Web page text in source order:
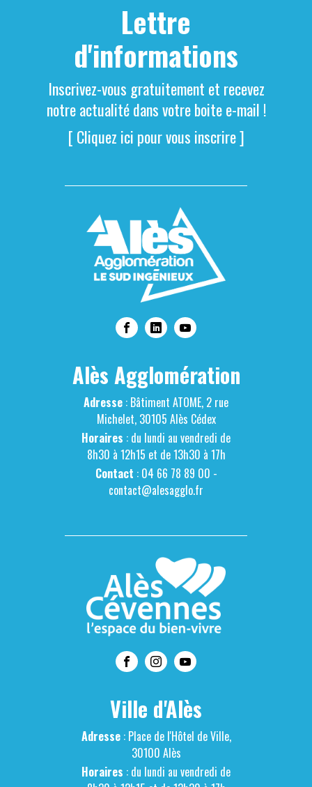
Lettre
d'informations
Inscrivez-vous gratuitement et recevez
notre actualité dans votre boite e-mail !
[ Cliquez ici pour vous inscrire ]
Alès Agglomération
Adresse : Bâtiment ATOME, 2 rue
Michelet, 30105 Alès Cédex
Horaires : du lundi au vendredi de
8h30 à 12h15 et de 13h30 à 17h
Contact : 04 66 78 89 00 -
contact@alesagglo.fr
Ville d'Alès
Adresse: Place de l'Hôtel de Ville,
30100 Alès
Horaires : du lundi au vendredi de